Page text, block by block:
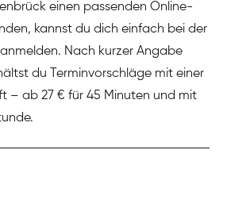
einen passenden Online-
kannst du dich einfach bei der
anmelden. Nach kurzer Angabe
du Terminvorschläge mit einer
– ab 27 € für 45 Minuten und mit